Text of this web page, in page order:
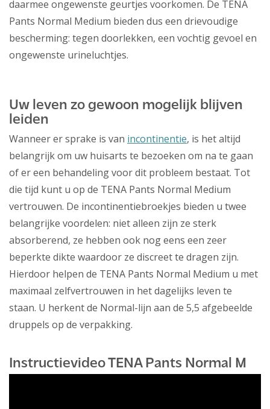
daarmee ongewenste geurtjes voorkomen. De TENA
Pants Normal Medium bieden dus een drievoudige
bescherming: tegen doorlekken, een vochtig gevoel en
ongewenste urineluchtjes.
Uw leven zo gewoon mogelijk blijven
leiden
Wanneer er sprake is van incontinentie, is het altijd
belangrijk om uw huisarts te bezoeken om na te gaan
of er een behandeling voor dit probleem bestaat. Tot
die tijd kunt u op de TENA Pants Normal Medium
vertrouwen. De incontinentiebroekjes bieden u twee
belangrijke voordelen: niet alleen zijn ze sterk
absorberend, ze hebben ook nog eens een zeer
beperkte dikte waardoor ze discreet te dragen zijn.
Hierdoor helpen de TENA Pants Normal Medium u met
maximaal zelfvertrouwen in het dagelijks leven te
staan. U herkent de Normal-lijn aan de 5,5 afgebeelde
druppels op de verpakking.
Instructievideo TENA Pants Normal M